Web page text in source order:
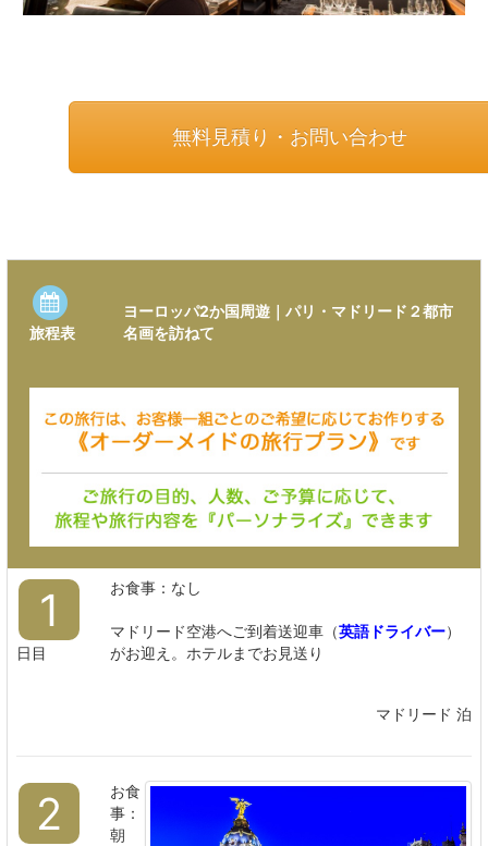
無料見積り・お問い合わせ
旅程表
ヨーロッパ2か国周遊｜パリ・マドリード２都市
名画を訪ねて
1
日目
お食事：なし
マドリード空港へご到着送迎車（英語ドライバー）
がお迎え。ホテルまでお見送り
マドリード 泊
2
お食
事：
朝